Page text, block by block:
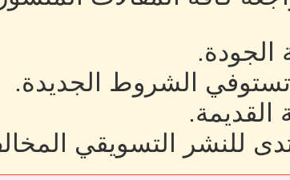
الجودة.
تستوفي الشروط الجديدة.
للنشر التسويقي